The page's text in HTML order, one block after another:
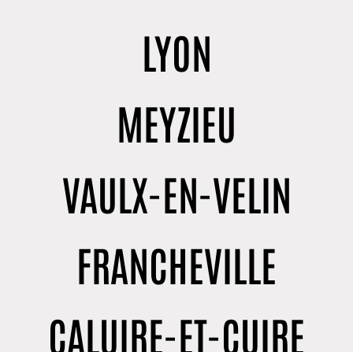
LYON
MEYZIEU
VAULX-EN-VELIN
FRANCHEVILLE
CALUIRE-ET-CUIRE